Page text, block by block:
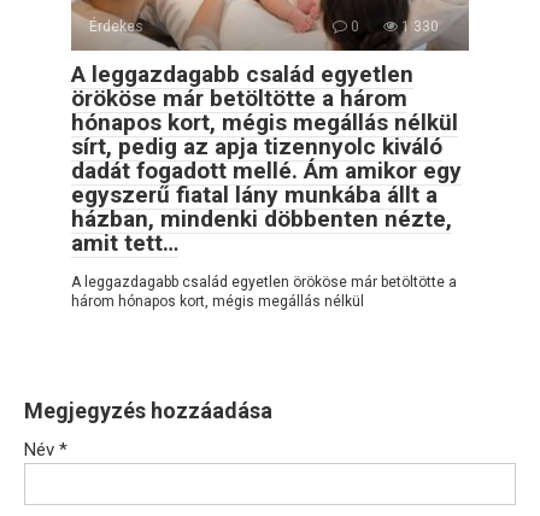
Érdekes 0 1 330
A leggazdagabb család egyetlen
örököse már betöltötte a három
hónapos kort, mégis megállás nélkül
sírt, pedig az apja tizennyolc kiváló
dadát fogadott mellé. Ám amikor egy
egyszerű fiatal lány munkába állt a
házban, mindenki döbbenten nézte,
amit tett…
A leggazdagabb család egyetlen örököse már betöltötte a
három hónapos kort, mégis megállás nélkül
Megjegyzés hozzáadása
Név *